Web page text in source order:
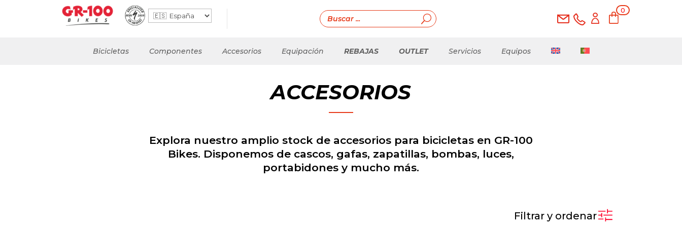
0
ele
Bicicletas Componentes Accesorios Equipación REBAJAS OUTLET Servicios Equipos
ACCESORIOS
Explora nuestro amplio stock de accesorios para bicicletas en GR-100
Bikes. Disponemos de cascos, gafas, zapatillas, bombas, luces,
portabidones y mucho más.
Filtrar y ordenar